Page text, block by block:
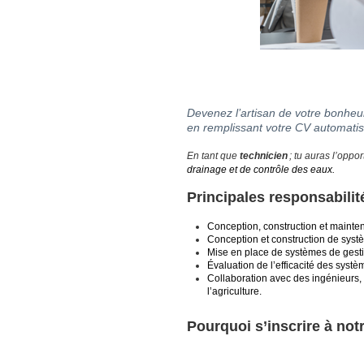
Devenez l’artisan de votre
en remplissant votre CV
En tant que technicien; tu auras
drainage et de contrôle des eaux.
Principales
Conception, construction et
Conception et construction de
Mise en place de systèmes de
Évaluation de l’efficacité des
Collaboration avec des
l’agriculture.
Pourquoi s’inscrire à